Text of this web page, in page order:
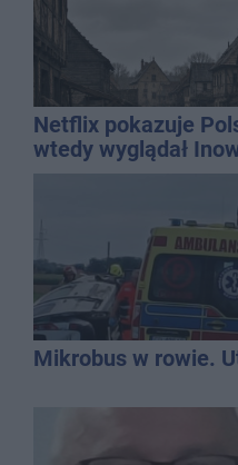
Netflix pokazuje
wtedy wyglądał
Mikrobus w rowie.